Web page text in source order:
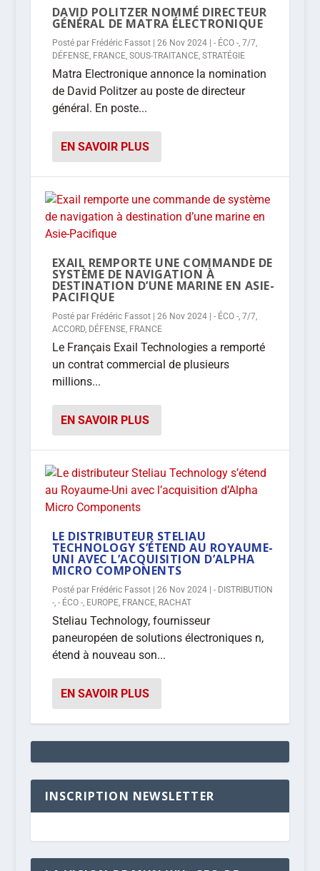
DAVID POLITZER NOMMÉ DIRECTEUR
GÉNÉRAL DE MATRA ÉLECTRONIQUE
Posté par Frédéric Fassot| 26 Nov 2024| - ÉCO -, 7/7,
DÉFENSE, FRANCE, SOUS-TRAITANCE, STRATÉGIE
Matra Electronique annonce la nomination
de David Politzer au poste de directeur
général. En poste...
EN SAVOIR PLUS
EXAIL REMPORTE UNE COMMANDE DE
SYSTÈME DE NAVIGATION À
DESTINATION D’UNE MARINE EN ASIE-
PACIFIQUE
Posté par Frédéric Fassot| 26 Nov 2024| - ÉCO -, 7/7,
ACCORD, DÉFENSE, FRANCE
Le Français Exail Technologies a remporté
un contrat commercial de plusieurs
millions...
EN SAVOIR PLUS
LE DISTRIBUTEUR STELIAU
TECHNOLOGY S’ÉTEND AU ROYAUME-
UNI AVEC L’ACQUISITION D’ALPHA
MICRO COMPONENTS
Posté par Frédéric Fassot| 26 Nov 2024| - DISTRIBUTION
-, - ÉCO -, EUROPE, FRANCE, RACHAT
Steliau Technology, fournisseur
paneuropéen de solutions électroniques n,
étend à nouveau son...
EN SAVOIR PLUS
INSCRIPTION NEWSLETTER